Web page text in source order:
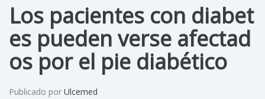
Los pacientes con diabet
es pueden verse afectad
os por el pie diabético
Publicado por Ulcemed